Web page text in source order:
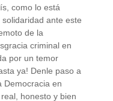
como lo está
ante este
de la
criminal en
por un temor
ya! Denle paso a
Democracia en
honesto y bien